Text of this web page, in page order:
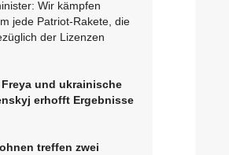
Wir kämpfen
jede Patriot-Rakete, die
der Lizenzen
und ukrainische
erhofft Ergebnisse
treffen zwei